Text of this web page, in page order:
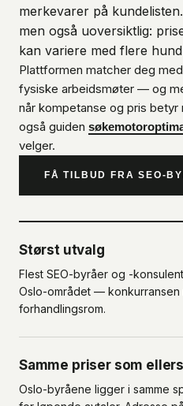
merkevarer på
men også uoversiktlig:
kan variere med flere
Plattformen matcher deg
fysiske arbeidsmøter — og
når kompetanse og pris
også guiden
velger.
FÅ TILBUD FRA SEO-
Størst utvalg
Flest SEO-byråer og -
Oslo-området — konkurransen
forhandlingsrom.
Samme priser som
Oslo-byråene ligger i samme